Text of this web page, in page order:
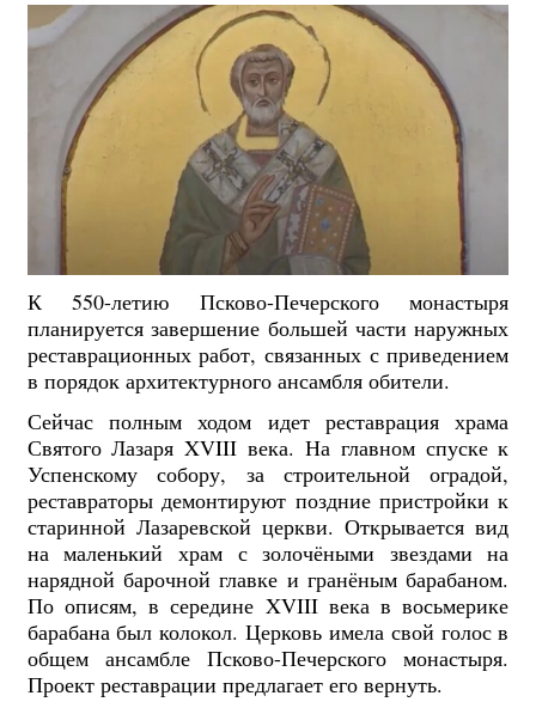
К 550-летию Псково-Печерского монастыря
планируется завершение большей части наружных
реставрационных работ, связанных с приведением
в порядок архитектурного ансамбля обители.
Сейчас полным ходом идет реставрация храма
Святого Лазаря XVIII века. На главном спуске к
Успенскому собору, за строительной оградой,
реставраторы демонтируют поздние пристройки к
старинной Лазаревской церкви. Открывается вид
на маленький храм с золочёными звездами на
нарядной барочной главке и гранёным барабаном.
По описям, в середине XVIII века в восьмерике
барабана был колокол. Церковь имела свой голос в
общем ансамбле Псково-Печерского монастыря.
Проект реставрации предлагает его вернуть.